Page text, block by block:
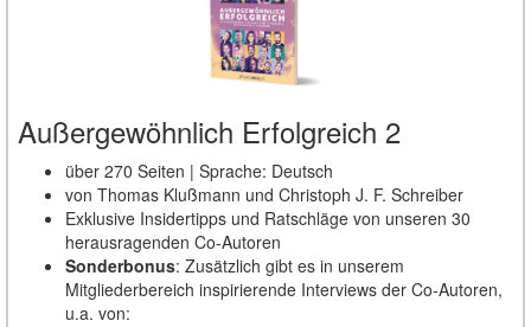
Außergewöhnlich Erfolgreich 2
über 270 Seiten | Sprache: Deutsch
von Thomas Klußmann und Christoph J. F. Schreiber
Exklusive Insidertipps und Ratschläge von unseren 30
herausragenden Co-Autoren
Sonderbonus: Zusätzlich gibt es in unserem
Mitgliederbereich inspirierende Interviews der Co-Autoren,
u.a. von: